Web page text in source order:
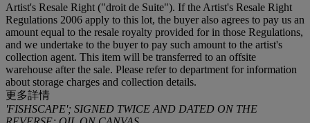
Artist's Resale Right ("droit de Suite"). If the Artist's Resale Right
Regulations 2006 apply to this lot, the buyer also agrees to pay us an
amount equal to the resale royalty provided for in those Regulations,
and we undertake to the buyer to pay such amount to the artist's
collection agent. This item will be transferred to an offsite
warehouse after the sale. Please refer to department for information
about storage charges and collection details.
更多詳情
'FISHSCAPE'; SIGNED TWICE AND DATED ON THE